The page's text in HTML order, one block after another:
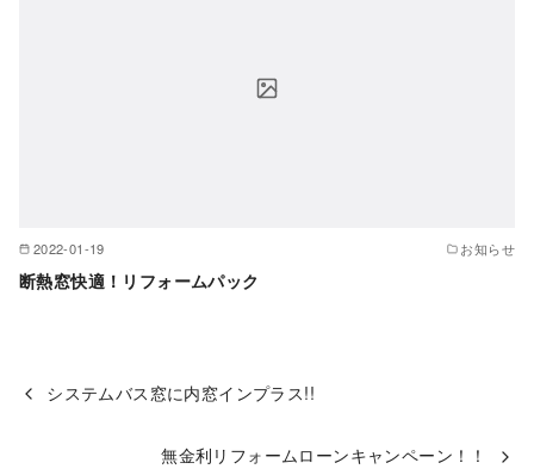
2022-01-19 お知らせ
断熱窓快適！リフォームパック
システムバス窓に内窓インプラス!!
無金利リフォームローンキャンペーン！！